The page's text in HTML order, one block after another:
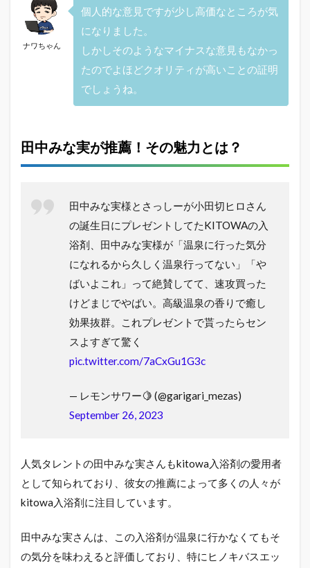
ナワちゃん
個人的な意見ですが少し高価なところが気
になりました。
しかしそのようなマイナスな意見もなかっ
たのでよほどクオリティが高いことの証明
でしょうね。
田中みな実が推薦！その魅力とは？
田中みな実様とさっしーが小田切ヒロさん
の誕生日にプレゼントしてたKITOWAの入
浴剤、田中みな実様が「温泉に行った気分
になれるから久しく温泉行ってない」「や
ばいよこれ」って絶賛してて、速攻買った
けどまじでやばい。高級温泉の香りで癒し
効果抜群。これプレゼントで貰ったらセン
スよすぎて驚く
pic.twitter.com/7aCxGu1G3c
— レモンサワー🍋 (@garigari_mezas)
September 26, 2023
人気タレントの田中みな実さんもkitowa入浴剤の愛用者
として知られており、彼女の推薦によって多くの人々が
kitowa入浴剤に注目しています。
田中みな実さんは、この入浴剤が温泉に行かなくてもそ
の気分を味わえると評価しており、特にヒノキバスエッ